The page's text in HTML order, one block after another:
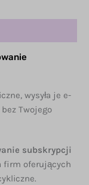
wysyła je e-
Twojego
subskrypcji
firm oferujących